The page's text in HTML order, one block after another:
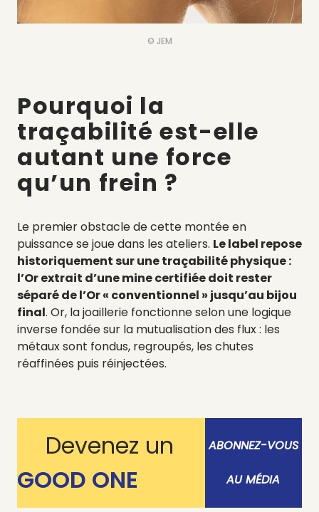
© JEM
Pourquoi la
traçabilité est-elle
autant une force
qu’un frein ?
Le premier obstacle de cette montée en
puissance se joue dans les ateliers. Le label repose
historiquement sur une traçabilité physique :
l’Or extrait d’une mine certifiée doit rester
séparé de l’Or « conventionnel » jusqu’au bijou
final. Or, la joaillerie fonctionne selon une logique
inverse fondée sur la mutualisation des flux : les
métaux sont fondus, regroupés, les chutes
réaffinées puis réinjectées.
Devenez un
GOOD ONE
ABONNEZ-VOUS
AU MÉDIA